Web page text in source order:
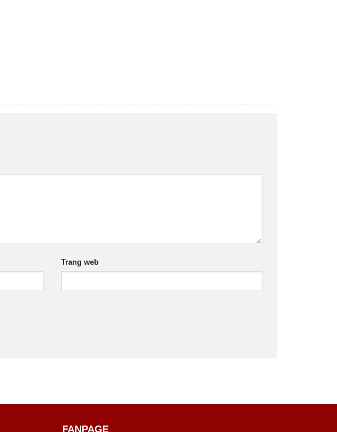
Trang web
FANPAGE